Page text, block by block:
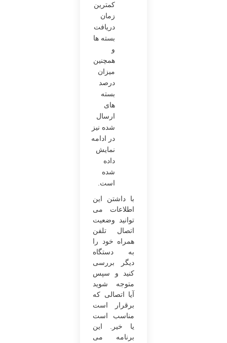
کمترین
زمان
دریافت
بسته ها
و
همچنین
میزان
درصد
بسته
های
ارسال
شده نیز
در ادامه
نمایش
داده
شده
است.
با داشتن این
اطلاعات می
‌توانید وضعیت
اتصال تلفن
‌همراه خود را
به دستگاه
دیگر بررسی
کنید و سپس
متوجه شوید
آیا اتصالی که
برقرار است
مناسب است
یا خیر. این
برنامه می